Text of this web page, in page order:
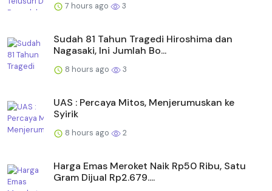
7 hours ago 3
Sudah 81 Tahun Tragedi Hiroshima dan
Nagasaki, Ini Jumlah Bo...
8 hours ago 3
UAS : Percaya Mitos, Menjerumuskan ke
Syirik
8 hours ago 2
Harga Emas Meroket Naik Rp50 Ribu, Satu
Gram Dijual Rp2.679....